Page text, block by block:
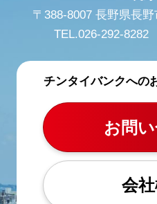
〒388-8007 長野県長
TEL.026-292-
チンタイバンクへの
お問
会